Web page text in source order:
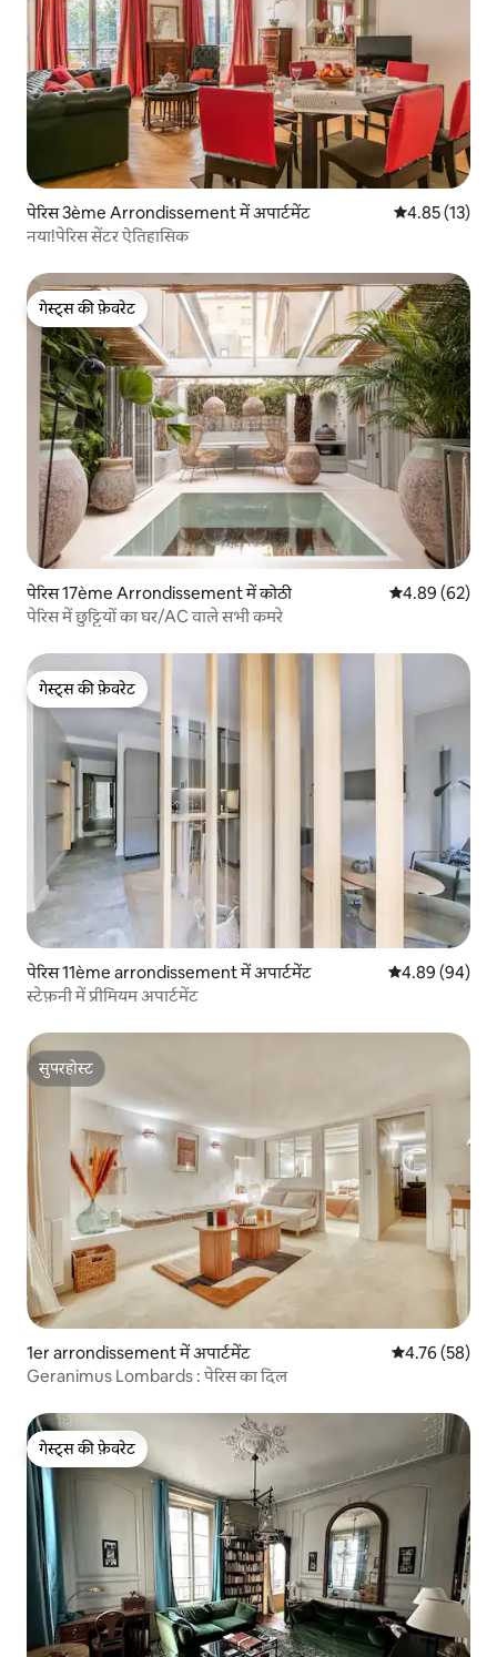
पेरिस 3ème Arrondissement में अपार्टमेंट औसत रेटिंग 5 में
4.85 (13)
नया!पेरिस सेंटर ऐतिहासिक
गेस्ट्स की फ़ेवरेट
गेस्ट्स की फ़ेवरेट
पेरिस 17ème Arrondissement में कोठी औसत रेटिंग 5 में
4.89 (62)
पेरिस में छुट्टियों का घर/AC वाले सभी कमरे
गेस्ट्स की फ़ेवरेट
गेस्ट्स की फ़ेवरेट
पेरिस 11ème arrondissement में अपार्टमेंट औसत रेटिंग 5 में
4.89 (94)
स्टेफ़नी में प्रीमियम अपार्टमेंट
सुपरहोस्ट
सुपरहोस्ट
1er arrondissement में अपार्टमेंट औसत रेटिंग 5 में
4.76 (58)
Geranimus Lombards : पेरिस का दिल
गेस्ट्स की फ़ेवरेट
गेस्ट्स की फ़ेवरेट